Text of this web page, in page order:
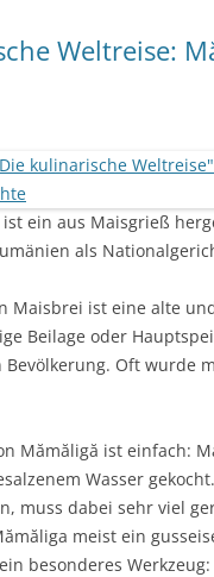
Weltreise:
ein aus Maisgrieß
als
Maisbrei ist eine alte
Beilage oder
Oft wurde
Mămăligă ist einfach:
Wasser
muss dabei sehr viel
meist ein
besonderes